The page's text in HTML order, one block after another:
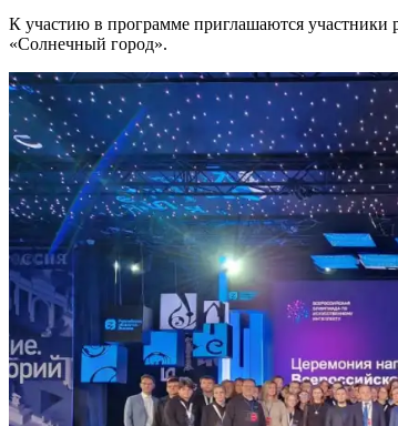
К участию в программе приглашаются участники
«Солнечный город».